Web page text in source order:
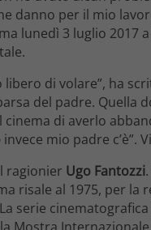
danno per il mio
lunedì 3 luglio 2017
libero di volare”, ha
del padre. Quella
di averlo
invece mio padre c’è”.
ragionier Ugo Fantozzi
risale al 1975, per la
serie